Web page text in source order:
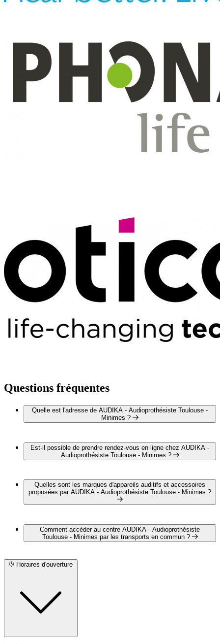
Questions fréquentes
Quelle est l'adresse de AUDIKA - Audioprothésiste Toulouse -
Minimes ?
55 B avenue des Minimes, 31000 Toulouse
Est-il possible de prendre rendez-vous en ligne chez AUDIKA -
Audioprothésiste Toulouse - Minimes ?
AUDIKA - Audioprothésiste Toulouse - Minimes pour un
bilan auditif complet et gratuit en cliquant sur le lien suivant :
https://www.audika.fr/rendez-vous?
Quelles sont les marques d'appareils auditifs et accessoires
proposées par AUDIKA - Audioprothésiste Toulouse - Minimes ?
marques suivantes :
STARKEY FRANCE
PHONAK
Comment accéder au centre AUDIKA - Audioprothésiste
Toulouse - Minimes par les transports en commun ?
proximité des arrêts suivants :
Bus - Grand Verger
Métro - Minimes - Claude Nougaro
Horaires d'ouverture